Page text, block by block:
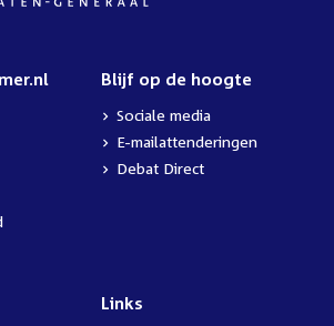
Blijf op de hoogte
Sociale media
E-mailattenderingen
Debat Direct
Links